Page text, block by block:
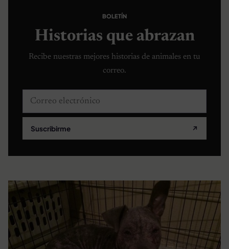
BOLETÍN
Historias que abrazan
Recibe nuestras mejores historias de animales en tu
correo.
Correo electrónico
Suscribirme ↗